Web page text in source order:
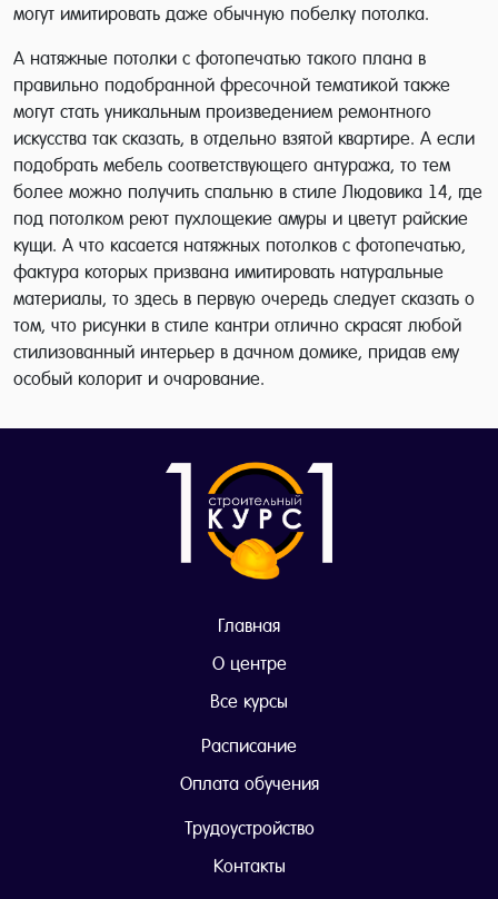
могут имитировать даже обычную побелку потолка.
А натяжные потолки с фотопечатью такого плана в
правильно подобранной фресочной тематикой также
могут стать уникальным произведением ремонтного
искусства так сказать, в отдельно взятой квартире. А если
подобрать мебель соответствующего антуража, то тем
более можно получить спальню в стиле Людовика 14, где
под потолком реют пухлощекие амуры и цветут райские
кущи. А что касается натяжных потолков с фотопечатью,
фактура которых призвана имитировать натуральные
материалы, то здесь в первую очередь следует сказать о
том, что рисунки в стиле кантри отлично скрасят любой
стилизованный интерьер в дачном домике, придав ему
особый колорит и очарование.
Главная
О центре
Все курсы
Расписание
Оплата обучения
Трудоустройство
Контакты